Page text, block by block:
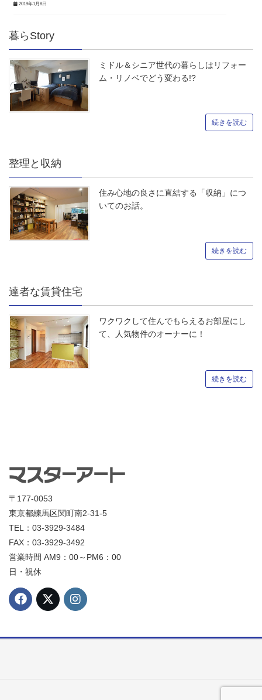
2019年1月8日
暮らStory
ミドル＆シニア世代の暮らしはリフォー
ム・リノベでどう変わる!?
続きを読む
整理と収納
住み心地の良さに直結する「収納」につ
いてのお話。
続きを読む
達者な賃貸住宅
ワクワクして住んでもらえるお部屋にし
て、人気物件のオーナーに！
続きを読む
〒177-0053
東京都練馬区関町南2-31-5
TEL：03-3929-3484
FAX：03-3929-3492
営業時間 AM9：00～PM6：00
日・祝休